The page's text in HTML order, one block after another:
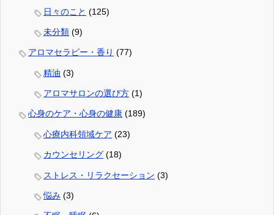
日々のこと (125)
未分類 (9)
アロマセラピー・香り (77)
精油 (3)
アロマサロンの選び方 (1)
心身のケア・心身の健康 (189)
心療内科領域ケア (23)
カウンセリング (18)
ストレス・リラクセーション (3)
悩み (3)